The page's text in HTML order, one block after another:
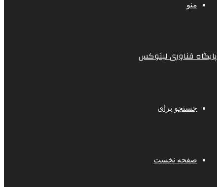
منو
پایگاه فناوری لینوکس
جستجو برای
صفحه نخست